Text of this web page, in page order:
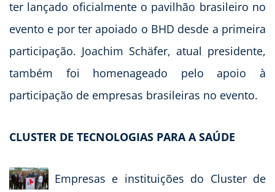
ter lançado oficialmente o pavilhão brasileiro no
evento e por ter apoiado o BHD desde a primeira
participação. Joachim Schäfer, atual presidente,
também foi homenageado pelo apoio à
participação de empresas brasileiras no evento.
CLUSTER DE TECNOLOGIAS PARA A SAÚDE
Empresas e instituições do Cluster de